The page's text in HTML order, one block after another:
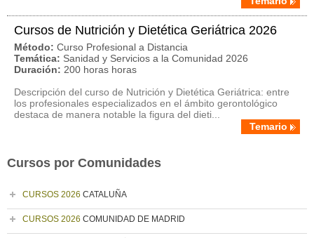
Cursos de Nutrición y Dietética Geriátrica 2026
Método: Curso Profesional a Distancia
Temática: Sanidad y Servicios a la Comunidad 2026
Duración: 200 horas horas
Descripción del curso de Nutrición y Dietética Geriátrica: entre
los profesionales especializados en el ámbito gerontológico
destaca de manera notable la figura del dieti...
Temario
Cursos por Comunidades
CURSOS 2026 CATALUÑA
CURSOS 2026 COMUNIDAD DE MADRID